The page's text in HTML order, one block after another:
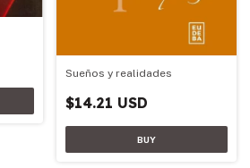
Sueños y realidades
$14.21 USD